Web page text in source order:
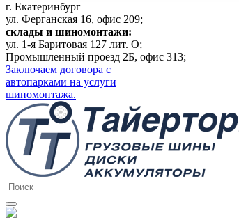
г. Екатеринбург
ул. Ферганская 16, офис 209;
склады и шиномонтажи:
ул. 1-я Баритовая 127 лит. О;
Промышленный проезд 2Б, офис 313;
Заключаем договора с
автопарками на услуги
шиномонтажа.